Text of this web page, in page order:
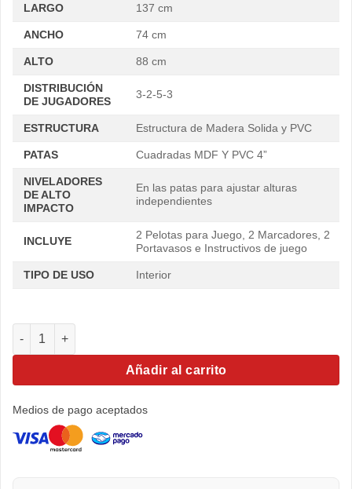
LARGO 137 cm
ANCHO 74 cm
ALTO 88 cm
DISTRIBUCIÓN
DE JUGADORES
3-2-5-3
ESTRUCTURA Estructura de Madera Solida y PVC
PATAS Cuadradas MDF Y PVC 4”
NIVELADORES
DE ALTO
IMPACTO
En las patas para ajustar alturas
independientes
INCLUYE
2 Pelotas para Juego, 2 Marcadores, 2
Portavasos e Instructivos de juego
TIPO DE USO Interior
Futbolito Goodkick cantidad
Añadir al carrito
Medios de pago aceptados